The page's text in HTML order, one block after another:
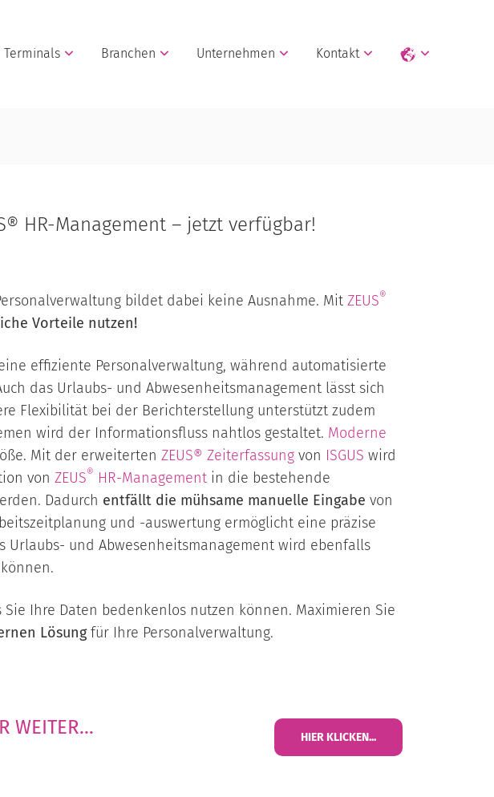
Terminals Branchen Unternehmen Kontakt
HR-Management – jetzt verfügbar!
bildet dabei keine Ausnahme. Mit ZEUS®
Vorteile nutzen!
effiziente Personalverwaltung, während automatisierte
das Urlaubs- und Abwesenheitsmanagement lässt sich
Flexibilität bei der Berichterstellung unterstützt zudem
wird der Informationsfluss nahtlos gestaltet. Moderne
Mit der erweiterten ZEUS® Zeiterfassung von ISGUS wird
von ZEUS® HR-Management in die bestehende
Dadurch entfällt die mühsame manuelle Eingabe von
und -auswertung ermöglicht eine präzise
und Abwesenheitsmanagement wird ebenfalls
Sie Ihre Daten bedenkenlos nutzen können. Maximieren Sie
Lösungfür Ihre Personalverwaltung.
WEITER... HIER KLICKEN...